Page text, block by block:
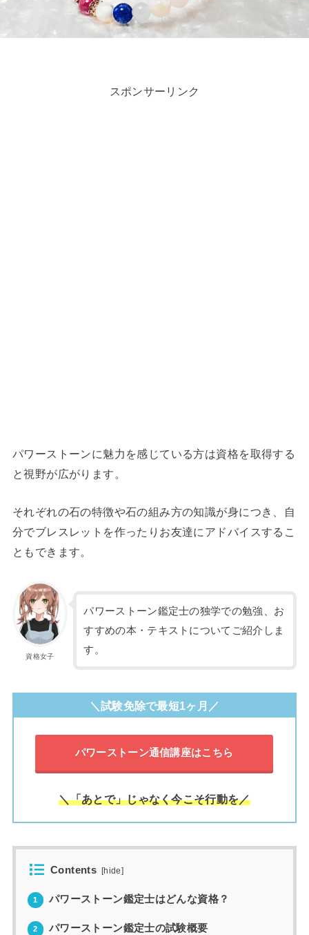
スポンサーリンク
パワーストーンに魅力を感じている方は資格を取得する
と視野が広がります。
それぞれの石の特徴や石の組み方の知識が身につき、自
分でブレスレットを作ったりお友達にアドバイスするこ
ともできます。
資格女子
パワーストーン鑑定士の独学での勉強、お
すすめの本・テキストについてご紹介しま
す。
＼試験免除で最短1ヶ月／
パワーストーン通信講座はこちら
＼「あとで」じゃなく今こそ行動を／
Contents [hide]
1 パワーストーン鑑定士はどんな資格？
2 パワーストーン鑑定士の試験概要